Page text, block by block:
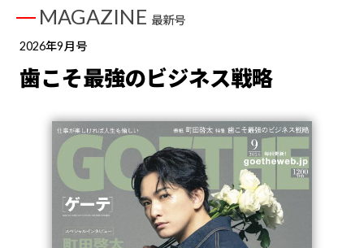
MAGAZINE 最新号
2026年9月号
歯こそ最強のビジネス戦略